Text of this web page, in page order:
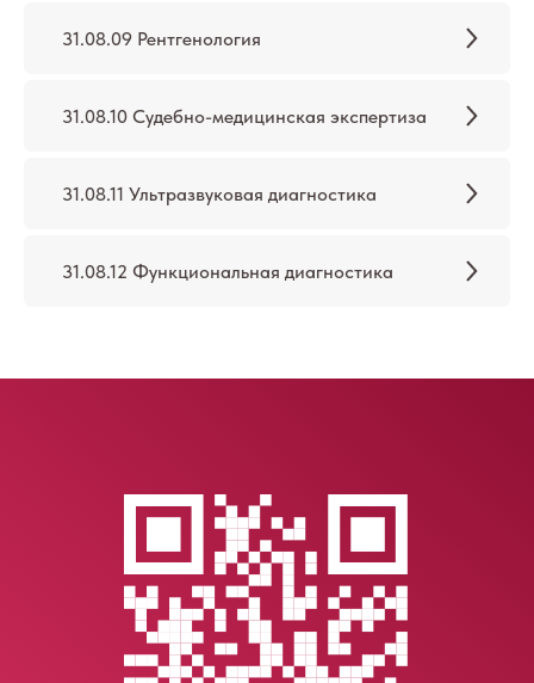
31.08.09 Рентгенология
31.08.10 Судебно-медицинская экспертиза
31.08.11 Ультразвуковая диагностика
31.08.12 Функциональная диагностика